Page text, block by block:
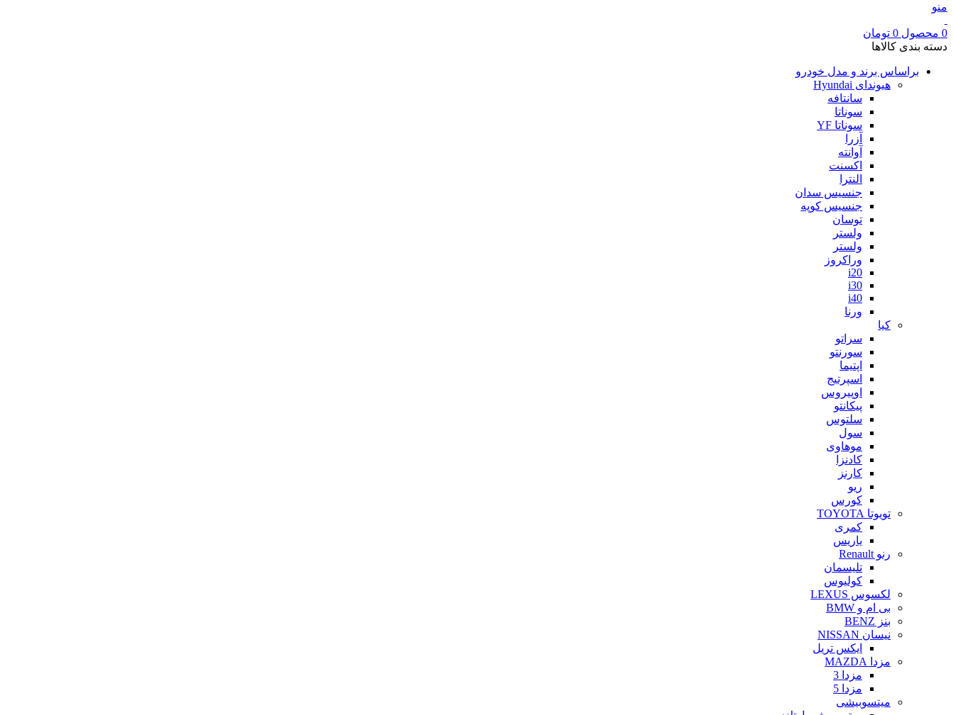
منو
0 محصول 0 تومان
دسته بندی کالاها
براساس برند و مدل خودرو
هیوندای Hyundai
سانتافه
سوناتا
سوناتا YF
آزرا
آوانته
اکسنت
النترا
جنسیس سدان
جنسیس کوپه
توسان
ولستر
ولستر
وراکروز
i20
i30
i40
ورنا
کیا
سراتو
سورنتو
اپتیما
اسپرتیج
اوپیروس
پیکانتو
سلتوس
سول
موهاوی
کادنزا
کارنز
ریو
کورس
تویوتا TOYOTA
کمری
یاریس
رنو Renault
تلیسمان
کولیوس
لکسوس LEXUS
بی ام و BMW
بنز BENZ
نیسان NISSAN
ایکس تریل
مزدا MAZDA
مزدا 3
مزدا 5
میتسوبیشی